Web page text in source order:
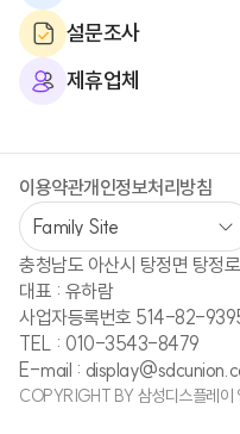
설문조사
제휴업체
이용약관개인정보처리방침
충청남도 아산시 탕정면 탕정
대표 : 유하람
사업자등록번호 514-82-
TEL : 010-3543-8479
E-mail :
COPYRIGHT BY 삼성디스플레